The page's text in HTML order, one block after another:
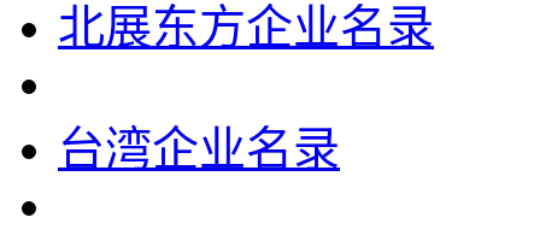
北展东方企业名录
台湾企业名录